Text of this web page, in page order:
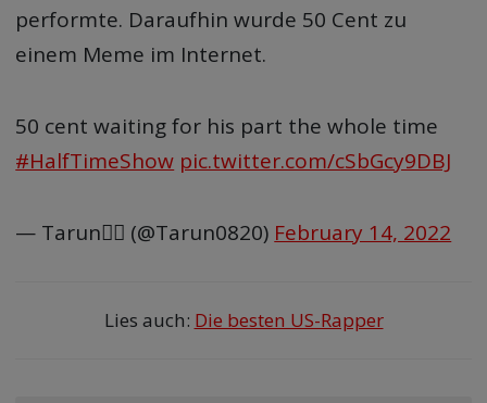
performte. Daraufhin wurde 50 Cent zu
einem Meme im Internet.
50 cent waiting for his part the whole time
#HalfTimeShow pic.twitter.com/cSbGcy9DBJ
— Tarun🧘‍♂️ (@Tarun0820) February 14, 2022
Lies auch: Die besten US-Rapper